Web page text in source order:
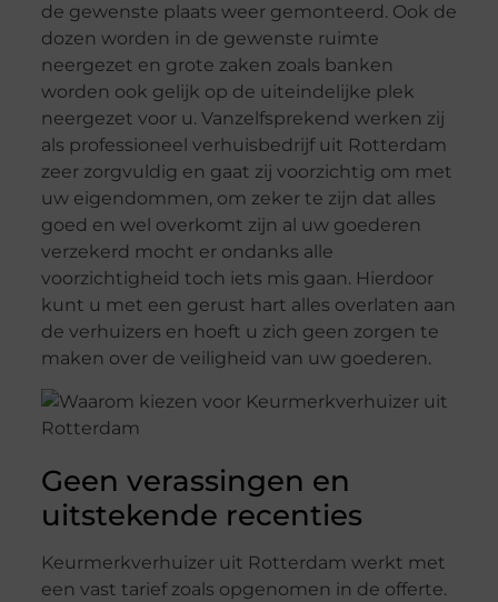
de gewenste plaats weer gemonteerd. Ook de
dozen worden in de gewenste ruimte
neergezet en grote zaken zoals banken
worden ook gelijk op de uiteindelijke plek
neergezet voor u. Vanzelfsprekend werken zij
als professioneel verhuisbedrijf uit Rotterdam
zeer zorgvuldig en gaat zij voorzichtig om met
uw eigendommen, om zeker te zijn dat alles
goed en wel overkomt zijn al uw goederen
verzekerd mocht er ondanks alle
voorzichtigheid toch iets mis gaan. Hierdoor
kunt u met een gerust hart alles overlaten aan
de verhuizers en hoeft u zich geen zorgen te
maken over de veiligheid van uw goederen.
Geen verassingen en
uitstekende recenties
Keurmerkverhuizer uit Rotterdam werkt met
een vast tarief zoals opgenomen in de offerte.